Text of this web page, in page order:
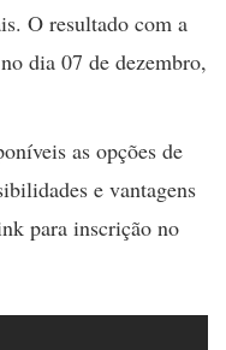
O resultado com a
dia 07 de dezembro,
as opções de
e vantagens
para inscrição no